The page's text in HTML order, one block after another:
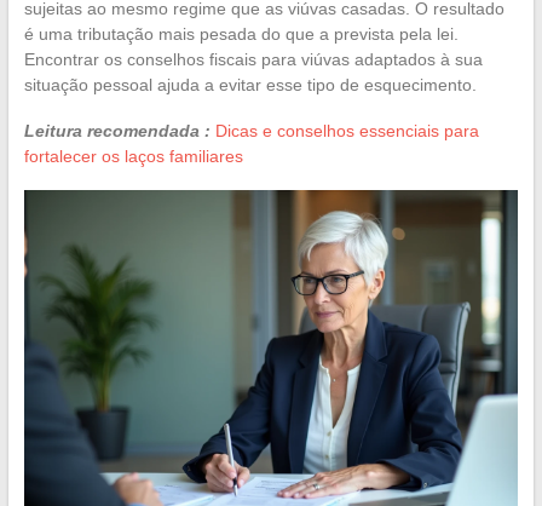
sujeitas ao mesmo regime que as viúvas casadas. O resultado
é uma tributação mais pesada do que a prevista pela lei.
Encontrar os conselhos fiscais para viúvas adaptados à sua
situação pessoal ajuda a evitar esse tipo de esquecimento.
Leitura recomendada : Dicas e conselhos essenciais para
fortalecer os laços familiares